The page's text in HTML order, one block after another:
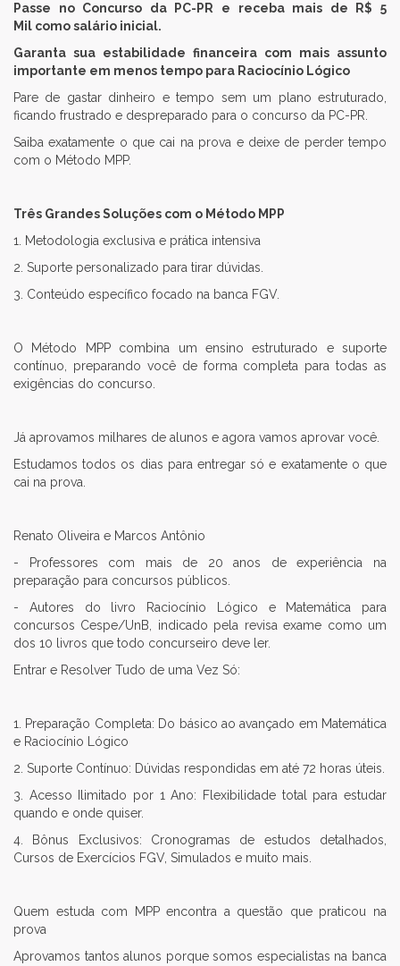
Passe no Concurso da PC-PR e receba mais de R$ 5
Mil como salário inicial.
Garanta sua estabilidade financeira com mais assunto
importante em menos tempo para Raciocínio Lógico
Pare de gastar dinheiro e tempo sem um plano estruturado,
ficando frustrado e despreparado para o concurso da PC-PR.
Saiba exatamente o que cai na prova e deixe de perder tempo
com o Método MPP.
Três Grandes Soluções com o Método MPP
1. Metodologia exclusiva e prática intensiva
2. Suporte personalizado para tirar dúvidas.
3. Conteúdo específico focado na banca FGV.
O Método MPP combina um ensino estruturado e suporte
contínuo, preparando você de forma completa para todas as
exigências do concurso.
Já aprovamos milhares de alunos e agora vamos aprovar você.
Estudamos todos os dias para entregar só e exatamente o que
cai na prova.
Renato Oliveira e Marcos Antônio
- Professores com mais de 20 anos de experiência na
preparação para concursos públicos.
- Autores do livro Raciocínio Lógico e Matemática para
concursos Cespe/UnB, indicado pela revisa exame como um
dos 10 livros que todo concurseiro deve ler.
Entrar e Resolver Tudo de uma Vez Só:
1. Preparação Completa: Do básico ao avançado em Matemática
e Raciocínio Lógico
2. Suporte Contínuo: Dúvidas respondidas em até 72 horas úteis.
3. Acesso Ilimitado por 1 Ano: Flexibilidade total para estudar
quando e onde quiser.
4. Bônus Exclusivos: Cronogramas de estudos detalhados,
Cursos de Exercícios FGV, Simulados e muito mais.
Quem estuda com MPP encontra a questão que praticou na
prova
Aprovamos tantos alunos porque somos especialistas na banca